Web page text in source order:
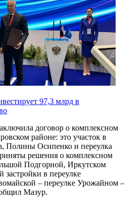
97,3 млрд в
договор о комплексном
районе: это участок в
Полины Осипенко и переулка
решения о комплексном
Подгорной, Иркутском
застройки в переулке
– переулке Урожайном –
Мазур.